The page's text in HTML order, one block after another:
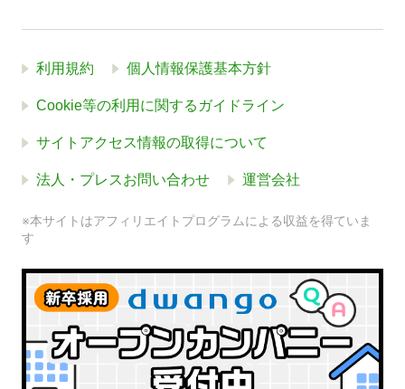
利用規約 個人情報保護基本方針
Cookie等の利用に関するガイドライン
サイトアクセス情報の取得について
法人・プレスお問い合わせ 運営会社
※本サイトはアフィリエイトプログラムによる収益を得ていま
す